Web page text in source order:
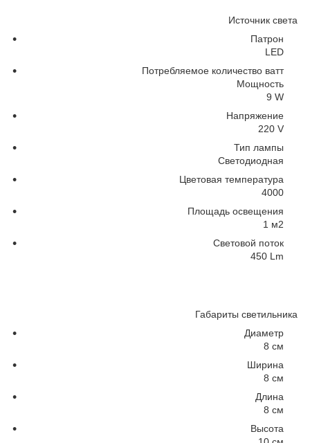
Источник света
Патрон
LED
Потребляемое количество ватт
Мощность
9 W
Напряжение
220 V
Тип лампы
Светодиодная
Цветовая температура
4000
Площадь освещения
1 м2
Световой поток
450 Lm
Габариты светильника
Диаметр
8 см
Ширина
8 см
Длина
8 см
Высота